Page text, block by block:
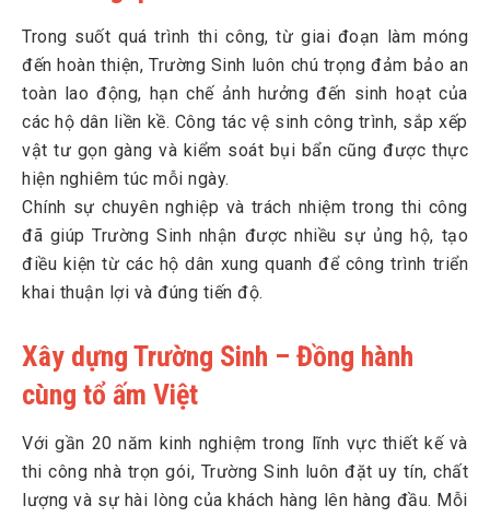
Trong suốt quá trình thi công, từ giai đoạn làm móng
đến hoàn thiện, Trường Sinh luôn chú trọng đảm bảo an
toàn lao động, hạn chế ảnh hưởng đến sinh hoạt của
các hộ dân liền kề. Công tác vệ sinh công trình, sắp xếp
vật tư gọn gàng và kiểm soát bụi bẩn cũng được thực
hiện nghiêm túc mỗi ngày.
Chính sự chuyên nghiệp và trách nhiệm trong thi công
đã giúp Trường Sinh nhận được nhiều sự ủng hộ, tạo
điều kiện từ các hộ dân xung quanh để công trình triển
khai thuận lợi và đúng tiến độ.
Xây dựng Trường Sinh – Đồng hành
cùng tổ ấm Việt
Với gần 20 năm kinh nghiệm trong lĩnh vực thiết kế và
thi công nhà trọn gói, Trường Sinh luôn đặt uy tín, chất
lượng và sự hài lòng của khách hàng lên hàng đầu. Mỗi